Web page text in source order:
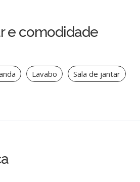
e comodidade
Lavabo Sala de jantar